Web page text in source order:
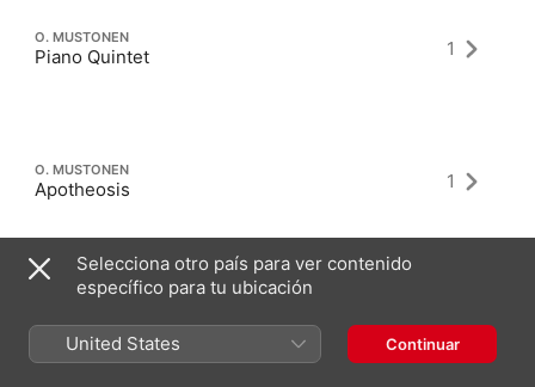
O. MUSTONEN
Piano Quintet 1
O. MUSTONEN
Apotheosis 1
O. MUSTONEN
“Johannes Angelos”
Selecciona otro país para ver contenido
específico para tu ubicación
United States Continuar